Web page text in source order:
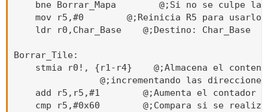
bne Borrar_Mapa        @;Si no se culpe
mov r5,#0        @;Reinicia R5 para usarlo
    ldr r0,Char_Base    @;Destino: Char_Base
Borrar_Tile:
stmia r0!, {r1-r4}    @;Almacena el
@;incrementando las
add r5,r5,#1        @;Aumenta el contador
cmp r5,#0x60        @;Compara si se